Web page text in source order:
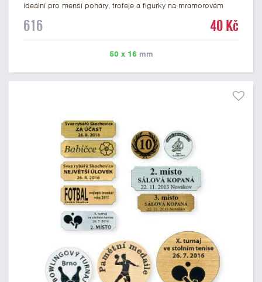
ideální pro menší poháry, trofeje a figurky na mramorovém
nebo text. U textu doporučujeme maximálně 3 řádky, aby byla
možné přiložit v prvním kroku objednávky.
616 40 Kč
50 x 16mm